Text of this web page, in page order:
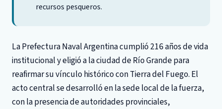
recursos pesqueros.
La Prefectura Naval Argentina cumplió 216 años de vida
institucional y eligió a la ciudad de Río Grande para
reafirmar su vínculo histórico con Tierra del Fuego. El
acto central se desarrolló en la sede local de la fuerza,
con la presencia de autoridades provinciales,